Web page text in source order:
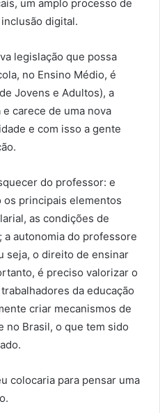
um amplo processo de
digital.
legislação que possa
no Ensino Médio, é
Jovens e Adultos), a
carece de uma nova
e com isso a gente
do professor: e
principais elementos
as condições de
autonomia do professore
seja, o direito de ensinar
é preciso valorizar o
da educação
criar mecanismos de
no Brasil, o que tem sido
colocaria para pensar uma